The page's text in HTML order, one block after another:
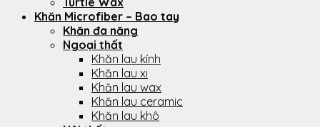
Khăn Microfiber – Bao tay
Khăn đa năng
Ngoại thất
Khăn lau kính
Khăn lau xi
Khăn lau wax
Khăn lau ceramic
Khăn lau khô